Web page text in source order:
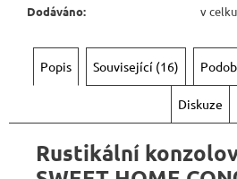
Dodáváno: v celku
Popis Související (16)
Diskuze
Rustikální